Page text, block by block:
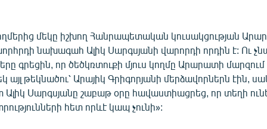
մեկը իշխող Հանրապետական կուսակցության
նախագահ Ալիկ Սարգսյանի վարորդի որդին է: Ու
գրեցին, որ ծեծկռտուքի մյուս կողմը Արարատի
այլ թեկնածու՝ Արայիկ Գրիգորյանի մերձավորներն էին,
Սարգսյանը շաբաթ օրը հավաստիացրեց, որ տեղի
հետ որևէ կապ չունի»: